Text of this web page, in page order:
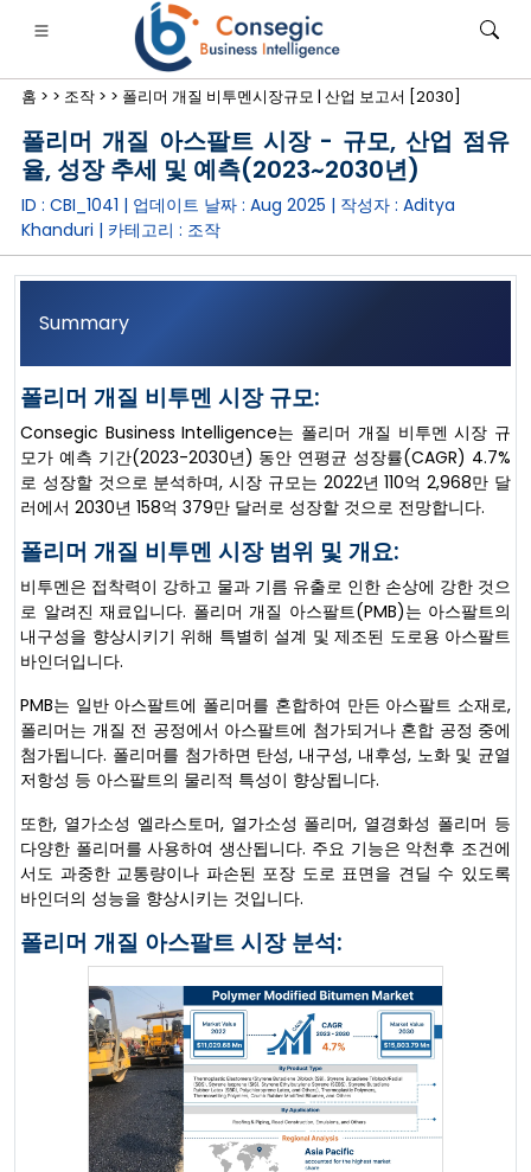
·금융·보험 • 소비재
홈 > > 조작 > > 폴리머 개질 비투멘시장규모 | 산업 보고서 [2030]
폴리머 개질 아스팔트 시장 - 규모, 산업 점유
율, 성장 추세 및 예측(2023~2030년)
ID : CBI_1041 | 업데이트 날짜 : Aug 2025 | 작성자 : Aditya
Khanduri | 카테고리 : 조작
Summary
폴리머 개질 비투멘 시장 규모:
Consegic Business Intelligence는 폴리머 개질 비투멘 시장 규
모가 예측 기간(2023-2030년) 동안 연평균 성장률(CAGR) 4.7%
로 성장할 것으로 분석하며, 시장 규모는 2022년 110억 2,968만 달
러에서 2030년 158억 379만 달러로 성장할 것으로 전망합니다.
폴리머 개질 비투멘 시장 범위 및 개요:
비투멘은 접착력이 강하고 물과 기름 유출로 인한 손상에 강한 것으
로 알려진 재료입니다. 폴리머 개질 아스팔트(PMB)는 아스팔트의
내구성을 향상시키기 위해 특별히 설계 및 제조된 도로용 아스팔트
바인더입니다.
PMB는 일반 아스팔트에 폴리머를 혼합하여 만든 아스팔트 소재로,
폴리머는 개질 전 공정에서 아스팔트에 첨가되거나 혼합 공정 중에
첨가됩니다. 폴리머를 첨가하면 탄성, 내구성, 내후성, 노화 및 균열
저항성 등 아스팔트의 물리적 특성이 향상됩니다.
또한, 열가소성 엘라스토머, 열가소성 폴리머, 열경화성 폴리머 등
다양한 폴리머를 사용하여 생산됩니다. 주요 기능은 악천후 조건에
서도 과중한 교통량이나 파손된 포장 도로 표면을 견딜 수 있도록
바인더의 성능을 향상시키는 것입니다.
폴리머 개질 아스팔트 시장 분석: